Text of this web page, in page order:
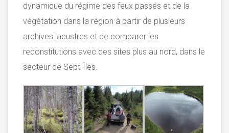
dynamique du régime des feux passés et de la
végétation dans la région à partir de plusieurs
archives lacustres et de comparer les
reconstitutions avec des sites plus au nord, dans le
secteur de Sept-Îles.